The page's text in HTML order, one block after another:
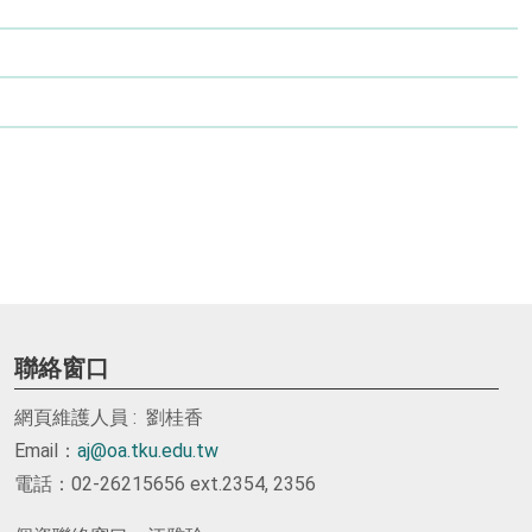
聯絡窗口
網頁維護人員 : 劉桂香
Email： aj@oa.tku.edu.tw
電話：02-26215656 ext.2354, 2356